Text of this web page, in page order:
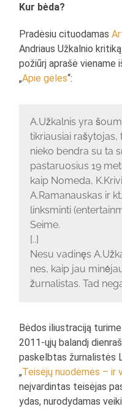
Kur bėda?
Pradėsiu cituodamas
Andriaus Užkalnio
požiūrį aprašė viename
„Apie gėles“:
A.Užkalnis yra
tikriausiai rašytojas,
nieko bendra su ta
pastaruosius 19
kaip Nomeda,
A.Ramanauskas ir
linksminti
Seime.
[..]
Nesu vadinęs
nes, kaip jau
žurnalistas. Tad
Bėdos iliustraciją
2011-ųjų balandį
paskelbtas žurnalistės
„Teisėjų nuodėmės – ir
neįvardintas teisėjas
ydas, nurodydamas